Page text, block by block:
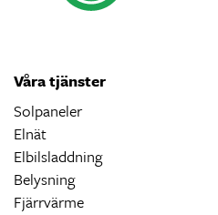
Våra tjänster
Solpaneler
Elnät
Elbilsladdning
Belysning
Fjärrvärme